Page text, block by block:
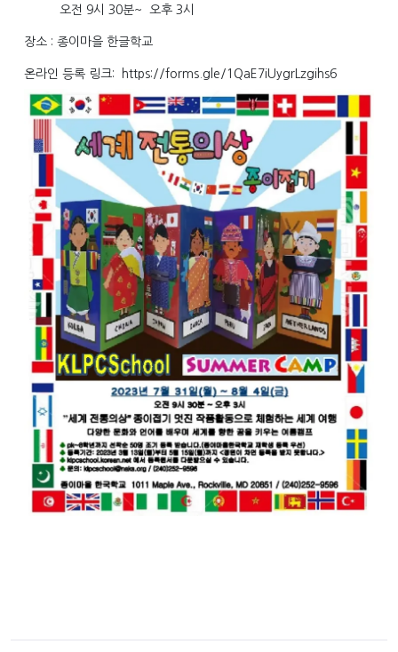
오전 9시 30분~ 오후 3시
장소 : 종이마을 한글학교
온라인 등록 링크: https://forms.gle/1QaE7iUygrLzgihs6